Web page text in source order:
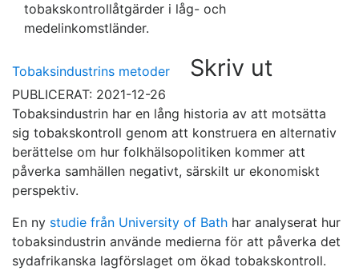
tobakskontrollåtgärder i låg- och
medelinkomstländer.
Tobaksindustrins metoder Skriv ut
PUBLICERAT: 2021-12-26
Tobaksindustrin har en lång historia av att motsätta
sig tobakskontroll genom att konstruera en alternativ
berättelse om hur folkhälsopolitiken kommer att
påverka samhällen negativt, särskilt ur ekonomiskt
perspektiv.
En ny studie från University of Bath har analyserat hur
tobaksindustrin använde medierna för att påverka det
sydafrikanska lagförslaget om ökad tobakskontroll.